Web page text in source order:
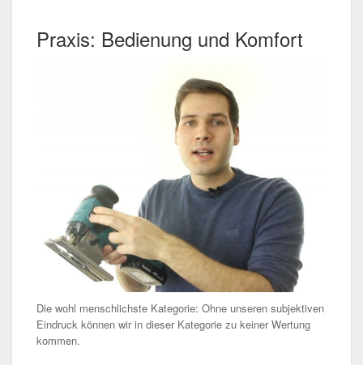
Praxis: Bedienung und Komfort
Die wohl menschlichste Kategorie: Ohne unseren subjektiven
Eindruck können wir in dieser Kategorie zu keiner Wertung
kommen.